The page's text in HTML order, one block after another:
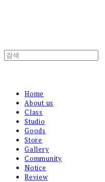
Home
About us
Class
Studio
Goods
Store
Gallery
Community
Notice
Review